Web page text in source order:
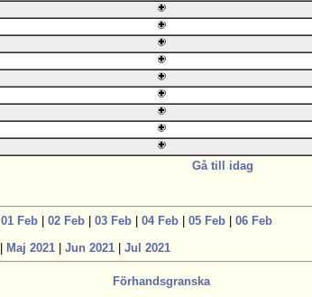
Gå till idag
01 Feb 02 Feb 03 Feb 04 Feb 05 Feb
06 Feb
Maj 2021 Jun 2021 Jul 2021
Förhandsgranska